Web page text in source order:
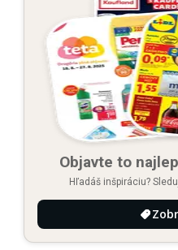
Objavte to
Hľadáš inšpiráciu?